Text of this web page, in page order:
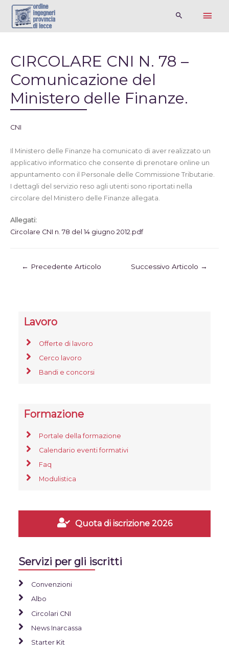
CIRCOLARE CNI N. 78 –
Comunicazione del
Ministero delle Finanze.
CNI
Il Ministero delle Finanze ha comunicato di aver realizzato un
applicativo informatico che consente di prenotare online un
appuntamento con il Personale delle Commissione Tributarie.
I dettagli del servizio reso agli utenti sono riportati nella
circolare del Ministero delle Finanze allegata.
Allegati:
Circolare CNI n. 78 del 14 giugno 2012.pdf
← Precedente Articolo Successivo Articolo →
Lavoro
Offerte di lavoro
Cerco lavoro
Bandi e concorsi
Formazione
Portale della formazione
Calendario eventi formativi
Faq
Modulistica
Quota di iscrizione 2026
Servizi per gli iscritti
Convenzioni
Albo
Circolari CNI
News Inarcassa
Starter Kit